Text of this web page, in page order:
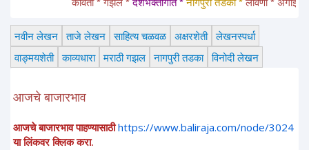
कविता * गझल * देशभक्तीगीत * नागपुरी तडका * लावणी * अंगाईगीत *
नवीन लेखन ताजे लेखन साहित्य चळवळ अक्षरशेती लेखनस्पर्धा
वाङ्मयशेती काव्यधारा मराठी गझल नागपुरी तडका विनोदी लेखन
आजचे बाजारभाव
आजचे बाजारभाव पाहण्यासाठी https://www.baliraja.com/node/3024
या लिंकवर क्लिक करा.